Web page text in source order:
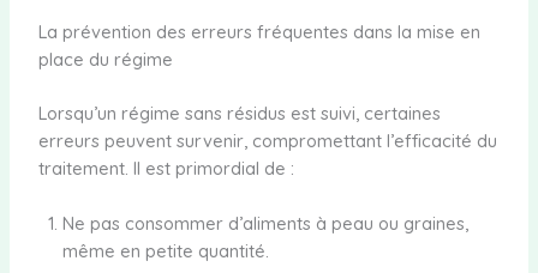
La prévention des erreurs fréquentes dans la mise en
place du régime
Lorsqu’un régime sans résidus est suivi, certaines
erreurs peuvent survenir, compromettant l’efficacité du
traitement. Il est primordial de :
Ne pas consommer d’aliments à peau ou graines,
même en petite quantité.